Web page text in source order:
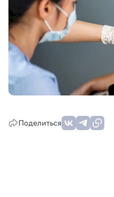
Поделиться